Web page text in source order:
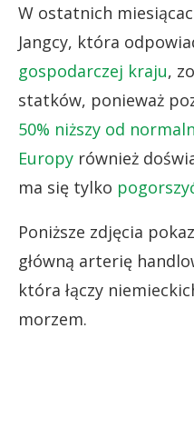
W ostatnich
Jangcy, która
gospodarczej kraju,
statków, ponieważ
50% niższy od
Europy również
ma się tylko
Poniższe zdjęcia
główną arterię
która łączy
morzem.